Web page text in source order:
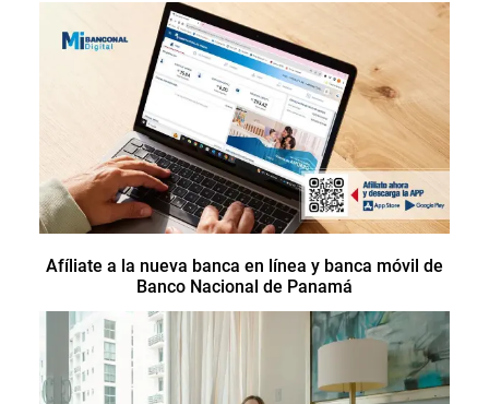
Afíliate a la nueva banca en línea y banca móvil de
Banco Nacional de Panamá